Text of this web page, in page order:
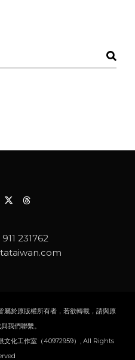
231762
屬於原版權所有者，若欲轉載，請與原
我們聯繫。
化工作室（40972959）, All Rights